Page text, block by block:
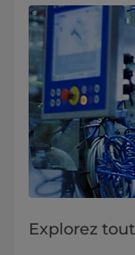
Explorez